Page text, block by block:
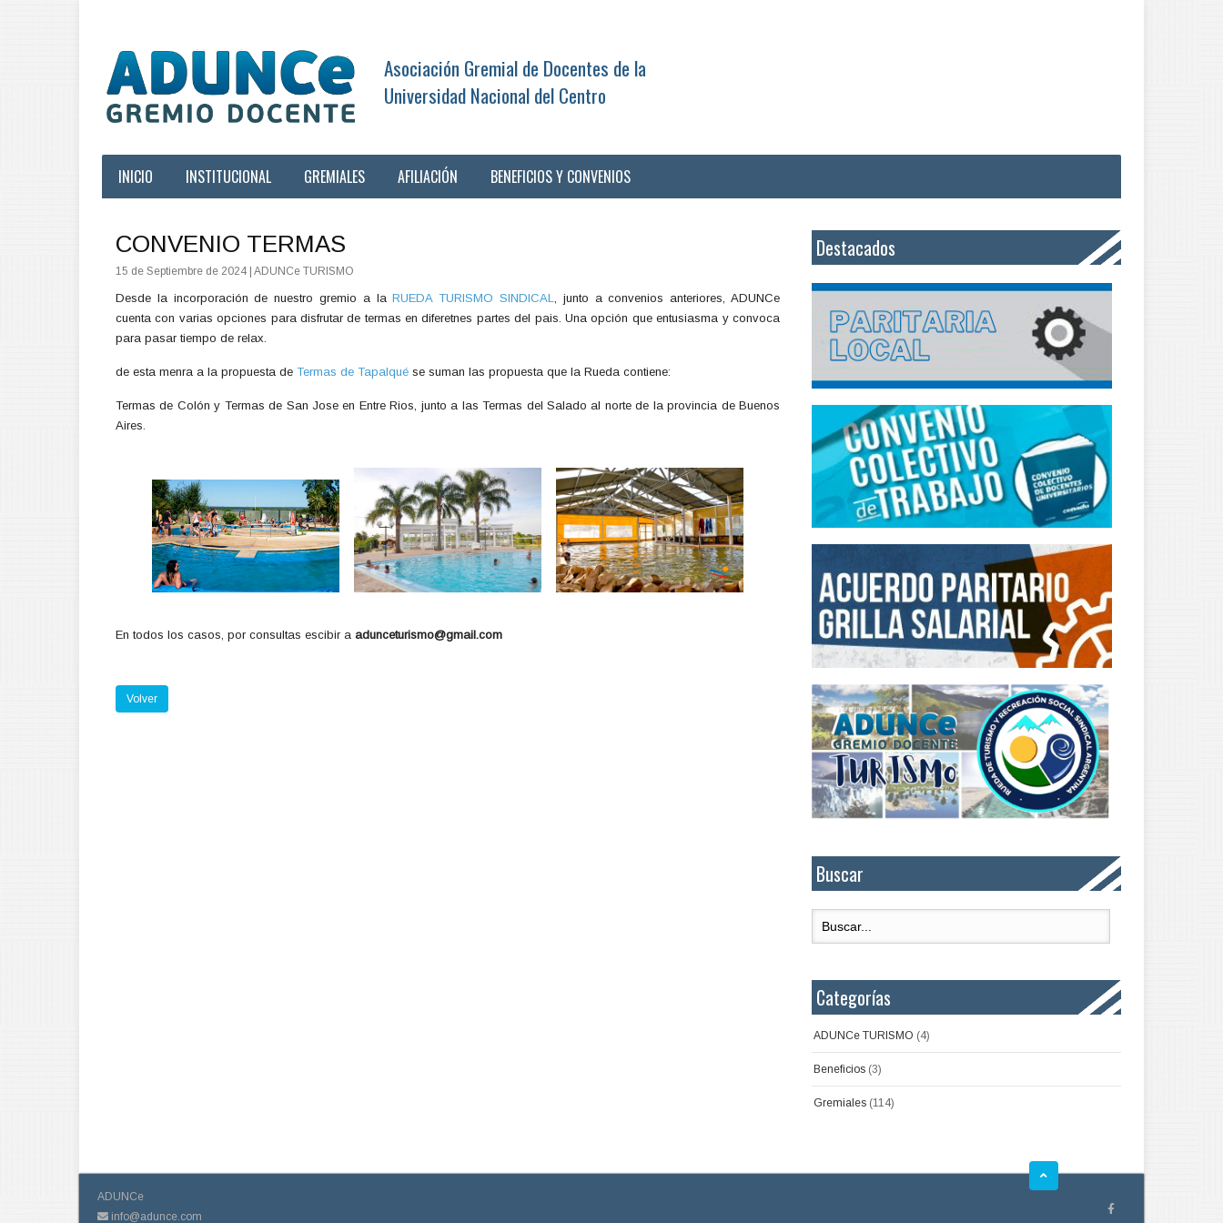
Asociación Gremial de Docentes de la
Universidad Nacional del Centro
INICIO INSTITUCIONAL GREMIALES AFILIACIÓN BENEFICIOS Y CONVENIOS
CONVENIO TERMAS
15 de Septiembre de 2024 | ADUNCe TURISMO
Desde la incorporación de nuestro gremio a laRUEDA TURISMO SINDICAL, junto a convenios anteriores, ADUNCe
cuenta con varias opciones para disfrutar de termas en diferetnes partes del pais. Una opción que entusiasma y convoca
para pasar tiempo de relax.
de esta menra a la propuesta de Termas de Tapalqué se suman las propuesta que la Rueda contiene:
Termas de Colón y Termas de San Jose en Entre Rios, junto a las Termas del Salado al norte de la provincia de Buenos
Aires.
En todos los casos, por consultas escibir a adunceturismo@gmail.com
Volver
Destacados
Buscar
Categorías
ADUNCe TURISMO (4)
Beneficios (3)
Gremiales (114)
ADUNCe
info@adunce.com